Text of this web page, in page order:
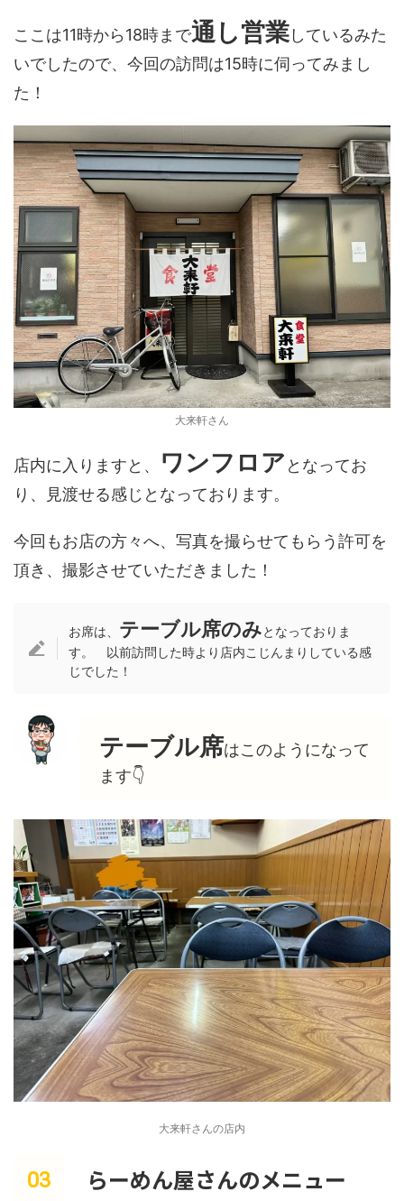
ここは11時から18時まで通し営業しているみた
いでしたので、今回の訪問は15時に伺ってみまし
た！
大来軒さん
店内に入りますと、 ワンフロア となってお
り、見渡せる感じとなっております。
今回もお店の方々へ、写真を撮らせてもらう許可を
頂き、撮影させていただきました！
お席は、 テーブル席のみとなっておりま
す。 以前訪問した時より店内こじんまりしている感
じでした！
テーブル席はこのようになって
ます👇
大来軒さんの店内
らーめん屋さんのメニュー